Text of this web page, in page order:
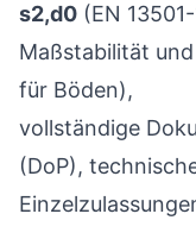
s2,d0 (EN
Maßstabilität
für Böden),
vollständige
(DoP),